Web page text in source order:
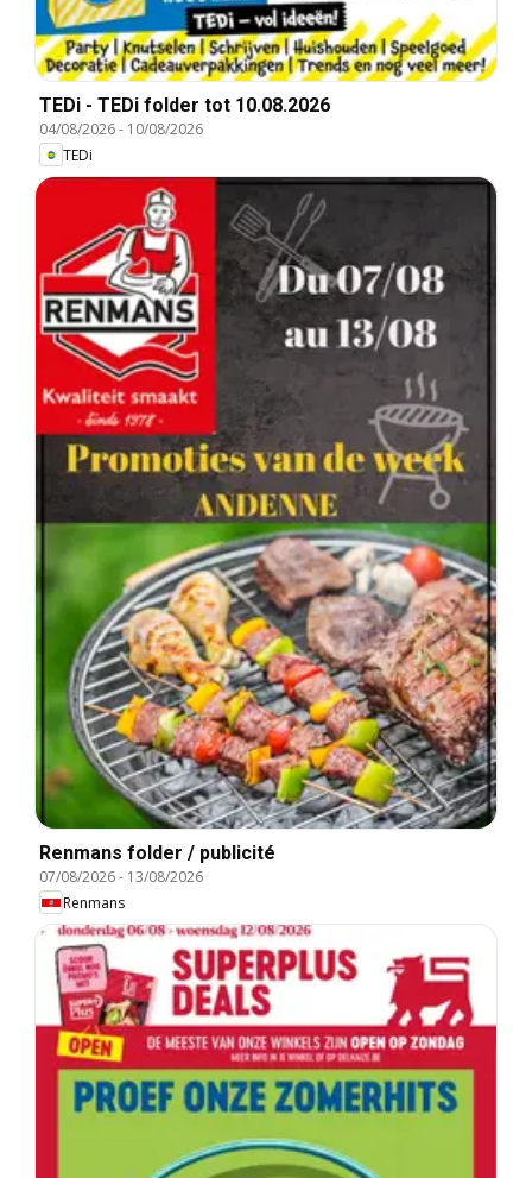
TEDi - TEDi folder tot 10.08.2026
04/08/2026- 10/08/2026
TEDi
Renmans folder / publicité
07/08/2026- 13/08/2026
Renmans